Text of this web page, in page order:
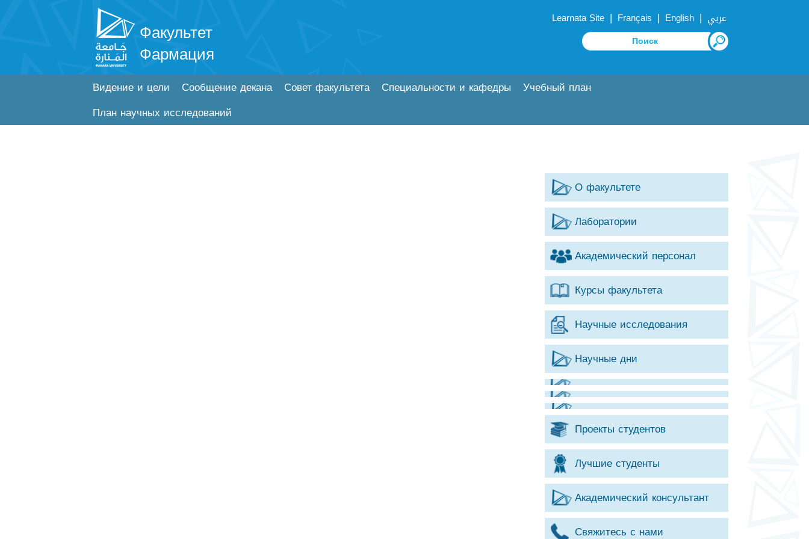
Факультет
Фармация
Learnata Site | Français | English | عربي
Видение и цели Сообщение декана Совет факультета Специальности и кафедры
Учебный план
План научных исследований
О факультете
Лаборатории
Академический персонал
Курсы факультета
Научные исследования
Научные дни
Проекты студентов
Лучшие студенты
Академический консультант
Свяжитесь с нами